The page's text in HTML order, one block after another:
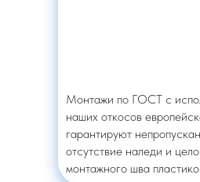
Монтажи по ГОСТ с
наших откосов
гарантируют
отсутствие наледи и
монтажного шва